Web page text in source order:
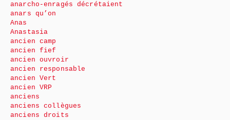
anarcho-enragés décrétaient
anars qu’on
Anas
Anastasia
ancien camp
ancien fief
ancien ouvroir
ancien responsable
ancien Vert
ancien VRP
anciens
anciens collègues
anciens droits